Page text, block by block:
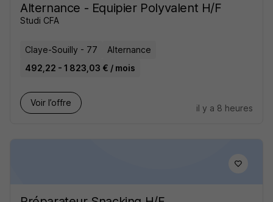
Alternance - Equipier Polyvalent H/F
Studi CFA
Claye-Souilly - 77
Alternance
492,22 - 1 823,03 € / mois
Voir l’offre
il y a 8 heures